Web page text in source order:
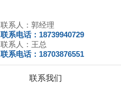
联系人：郭经理
联系电话：18739940729
联系人：王总
联系电话：18703876551
联系我们